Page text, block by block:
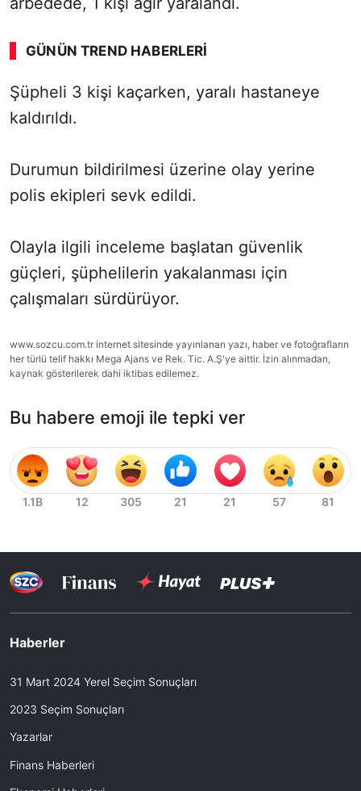
GÜNÜN TREND HABERLERI
00:01 / 03:53
Sesi Aç
Şüpheli 3 kişi kaçarken, yaralı hastaneye
kaldırıldı.
Durumun bildirilmesi üzerine olay yerine
polis ekipleri sevk edildi.
Olayla ilgili inceleme başlatan güvenlik
güçleri, şüphelilerin yakalanması için
çalışmaları sürdürüyor.
www.sozcu.com.tr internet sitesinde yayınlanan yazı, haber ve fotoğrafların
her türlü telif hakkı Mega Ajans ve Rek. Tic. A.Ş'ye aittir. İzin alınmadan,
kaynak gösterilerek dahi iktibas edilemez.
Bu habere emoji ile tepki ver
Haberler
31 Mart 2024 Yerel Seçim Sonuçları
2023 Seçim Sonuçları
Yazarlar
Finans Haberleri